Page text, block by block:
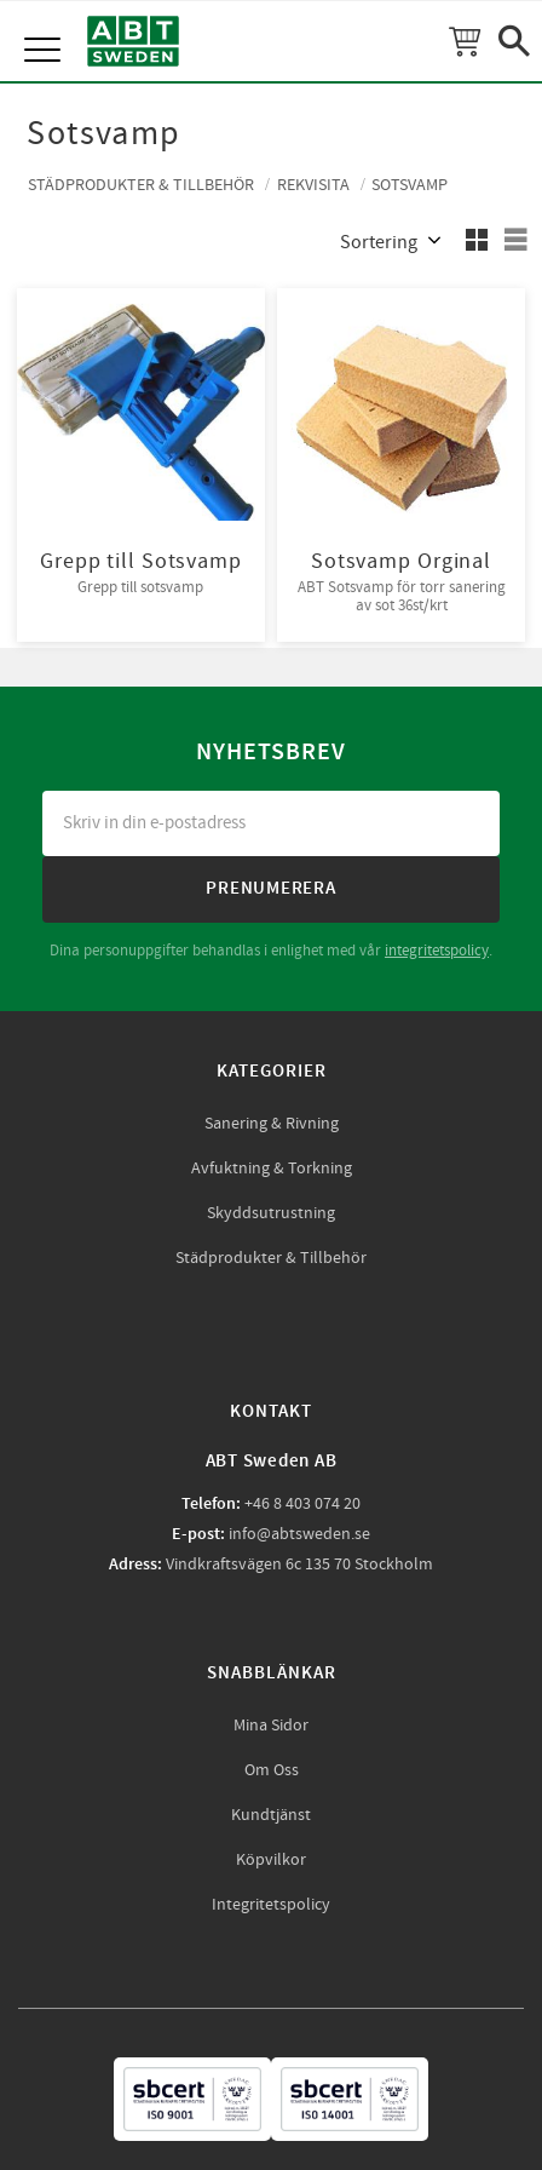
Meny
Sotsvamp
STÄDPRODUKTER & TILLBEHÖR REKVISITA SOTSVAMP
Välj sortering
Grepp till Sotsvamp
Grepp till sotsvamp
Sotsvamp Orginal
ABT Sotsvamp för torr sanering
av sot 36st/krt
NYHETSBREV
PRENUMERERA
Dina personuppgifter behandlas i enlighet med vår integritetspolicy.
KATEGORIER
Sanering & Rivning
Avfuktning & Torkning
Skyddsutrustning
Städprodukter & Tillbehör
KONTAKT
ABT Sweden AB
Telefon: +46 8 403 074 20
E-post: info@abtsweden.se
Adress: Vindkraftsvägen 6c 135 70 Stockholm
SNABBLÄNKAR
Mina Sidor
Om Oss
Kundtjänst
Köpvilkor
Integritetspolicy